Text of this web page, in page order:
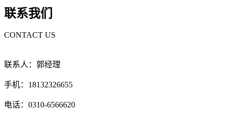
联系我们
CONTACT US
联系人：郭经理
手机：18132326655
电话：0310-6566620